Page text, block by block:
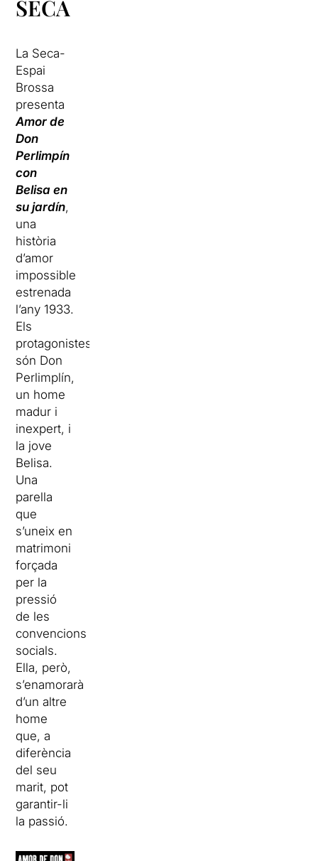
SECA
La Seca-
Espai
Brossa
presenta
Amor de
Don
Perlimpín
con
Belisa en
su jardín,
una
història
d’amor
impossible
estrenada
l’any 1933.
Els
protagonistes
són Don
Perlimplín,
un home
madur i
inexpert, i
la jove
Belisa.
Una
parella
que
s’uneix en
matrimoni
forçada
per la
pressió
de les
convencions
socials.
Ella, però,
s’enamorarà
d’un altre
home
que, a
diferència
del seu
marit, pot
garantir-li
la passió.